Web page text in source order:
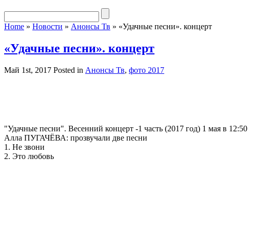
Home » Новости » Анонсы Тв » «Удачные песни». концерт
«Удачные песни». концерт
Май 1st, 2017 Posted in Анонсы Тв, фото 2017
"Удачные песни". Весенний концерт -1 часть (2017 год) 1 мая в 12:50
Алла ПУГАЧЁВА: прозвучали две песни
1. Не звони
2. Это любовь